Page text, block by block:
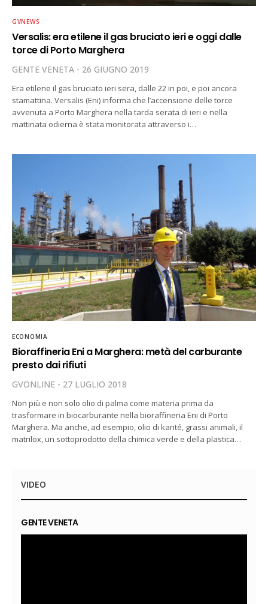
GVNEWS
Versalis: era etilene il gas bruciato ieri e oggi dalle
torce di Porto Marghera
GENTE VENETA 26 GIUGNO 2019
Era etilene il gas bruciato ieri sera, dalle 22 in poi, e poi ancora
stamattina. Versalis (Eni) informa che l’accensione delle torce
avvenuta a Porto Marghera nella tarda serata di ieri e nella
mattinata odierna è stata monitorata attraverso i…
ECONOMIA
Bioraffineria Eni a Marghera: metà del carburante
presto dai rifiuti
GVONLINE 27 LUGLIO 2018
Non più e non solo olio di palma come materia prima da
trasformare in biocarburante nella bioraffineria Eni di Porto
Marghera. Ma anche, ad esempio, olio di karité, grassi animali, il
matrilox, un sottoprodotto della chimica verde e della plastica…
VIDEO
GENTE VENETA